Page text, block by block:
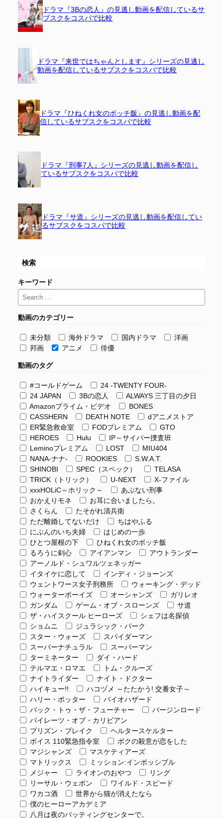
ドラマ『3Bの恋人』の見逃し動画を配信しているサ
ブスクをコスパで比較
ドラマ『来世ではちゃんとします』シリーズの見逃し
動画を配信しているサブスクをコスパで比較
ドラマ『ひねくれ女のボッチ飯』の見逃し動画を配
信しているサブスクをコスパで比較
ドラマ『刑事7人』シリーズの見逃し動画を配信し
ているサブスクをコスパで比較
ドラマ『サ道』シリーズの見逃し動画を配信してい
るサブスクをコスパで比較
検索
キーワード
動画のカテゴリー
未分類 海外ドラマ 国内ドラマ
洋画
邦画
アニメ 俳優
動画のタグ
#コールドゲーム
24 -TWENTY FOUR-
24 JAPAN
3Bの恋人
ALWAYS 三丁目の夕日
Amazonプライム・ビデオ
BONES
CASSHERN
DEATH NOTE
dアニメストア
ER緊急救命室
FODプレミアム
GTO
HEROES
Hulu
IP～サイバー捜査班
Leminoプレミアム
LOST
MIU404
NANA-ナナ-
ROOKIES
S.W.A.T.
SHINOBI
SPEC（スペック）
TELASA
TRICK（トリック）
U-NEXT
X-ファイル
xxxHOLiC～ホリック～
あぶない刑事
おかえりモネ
お耳に合いましたら。
さくらん
たそがれ清兵衛
ただ離婚してないだけ
ちはやふる
にぶんのいち夫婦
はじめの一歩
ひとつ屋根の下
ひねくれ女のボッチ飯
るろうに剣心
アイアンマン
アウトランダー
アーノルド・シュワルツェネッガー
イタイケに恋して
インディ・ジョーンズ
ウェントワース女子刑務所
ウォーキング・デッド
ウォーターボーイズ
オーシャンズ
ガリレオ
ガンダム
ゲーム・オブ・スローンズ
サ道
ザ・ハイスクール ヒーローズ
シェフは名探偵
ショムニ
ジュラシック・パーク
スター・ウォーズ
スパイダーマン
スーパーナチュラル
スーパーマン
ターミネーター
ダイ・ハード
テルマエ・ロマエ
トム・クルーズ
ナイトライダー
ナイト・ドクター
ハイキュー!!
ハコヅメ ～たたかう! 交番女子～
ハリー・ポッター
バイオハザード
バック・トゥ・ザ・フューチャー
バージンロード
パイレーツ・オブ・カリビアン
プリズン・ブレイク
ヘルタースケルター
ボイス 110緊急指令室
ボクの殺意が恋をした
マジシャンズ
マスケティアーズ
マトリックス
ミッション:インポッシブル
メジャー
ライオンのおやつ
リング
リーサル・ウェポン
ワイルド・スピード
ワカコ酒
世界から猫が消えたなら
僕のヒーローアカデミア
八月は夜のバッティングセンターで。